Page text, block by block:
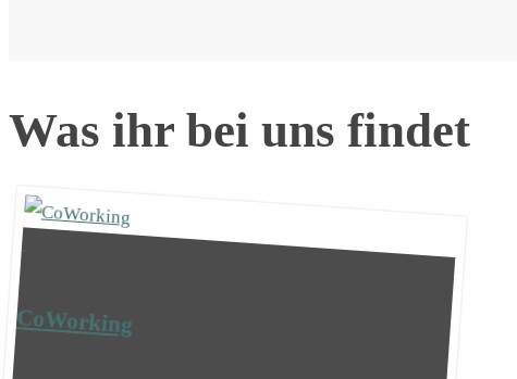
Was ihr bei uns findet
CoWorking